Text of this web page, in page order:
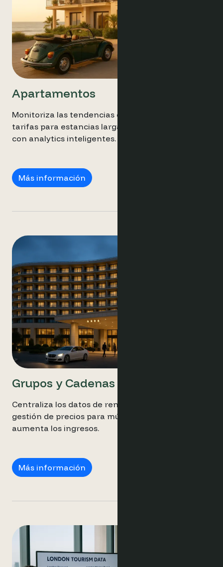
Apartamentos
Monitoriza las tendencias de ocupación, ajusta las
tarifas para estancias largas y mejora los ingresos
con analytics inteligentes.
Más información Apartamentos
Grupos y Cadenas
Centraliza los datos de rendimiento, simplifica la
gestión de precios para múltiples propiedades y
aumenta los ingresos.
Más información Grupos y Cadenas